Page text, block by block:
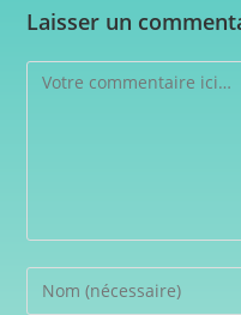
Laisser un